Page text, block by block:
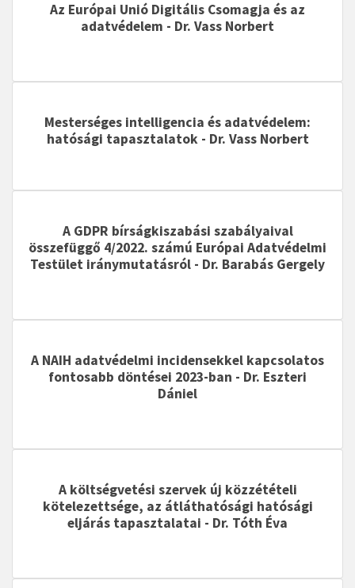
Az Európai Unió Digitális Csomagja és az
adatvédelem - Dr. Vass Norbert
Mesterséges intelligencia és adatvédelem:
hatósági tapasztalatok - Dr. Vass Norbert
A GDPR bírságkiszabási szabályaival
összefüggő 4/2022. számú Európai Adatvédelmi
Testület iránymutatásról - Dr. Barabás Gergely
A NAIH adatvédelmi incidensekkel kapcsolatos
fontosabb döntései 2023-ban - Dr. Eszteri
Dániel
A költségvetési szervek új közzétételi
kötelezettsége, az átláthatósági hatósági
eljárás tapasztalatai - Dr. Tóth Éva